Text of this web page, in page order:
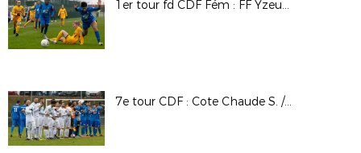
1er tour fd CDF Fém : FF Yzeure AA / SAS Epinal
7e tour CDF : Cote Chaude S. / Hauts Lyonnais